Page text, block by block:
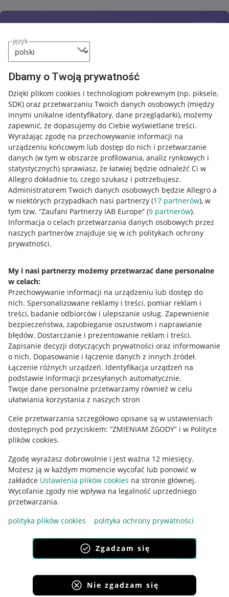
język
Dbamy o Twoją prywatność
Dzięki plikom cookies i technologiom pokrewnym (np. piksele,
SDK) oraz przetwarzaniu Twoich danych osobowych (między
innymi unikalne identyfikatory, dane przeglądarki), możemy
zapewnić, że dopasujemy do Ciebie wyświetlane treści.
Wyrażając zgodę na przechowywanie informacji na
urządzeniu końcowym lub dostęp do nich i przetwarzanie
danych (w tym w obszarze profilowania, analiz rynkowych i
statystycznych) sprawiasz, że łatwiej będzie odnaleźć Ci w
Allegro dokładnie to, czego szukasz i potrzebujesz.
Administratorem Twoich danych osobowych będzie Allegro a
w niektórych przypadkach nasi partnerzy (17 partnerów), w
tym tzw. “Zaufani Partnerzy IAB Europe” (9 partnerów).
Informacja o celach przetwarzania danych osobowych przez
naszych partnerów znajduje się w ich politykach ochrony
prywatności.
My i nasi partnerzy możemy przetwarzać dane personalne
w celach:
Przechowywanie informacji na urządzeniu lub dostęp do
nich. Spersonalizowane reklamy i treści, pomiar reklam i
treści, badanie odbiorców i ulepszanie usług. Zapewnienie
bezpieczeństwa, zapobieganie oszustwom i naprawianie
błędów. Dostarczanie i prezentowanie reklam i treści.
Zapisanie decyzji dotyczących prywatności oraz informowanie
o nich. Dopasowanie i łączenie danych z innych źródeł.
Łączenie różnych urządzeń. Identyfikacja urządzeń na
podstawie informacji przesyłanych automatycznie.
Twoje dane personalne przetwarzamy również w celu
ułatwiania korzystania z naszych stron
Cele przetwarzania szczegółowo opisane są w ustawieniach
dostępnych pod przyciskiem: “ZMIENIAM ZGODY” i w Polityce
plików cookies.
Zgodę wyrażasz dobrowolnie i jest ważna 12 miesięcy.
Możesz ją w każdym momencie wycofać lub ponowić w
zakładce Ustawienia plików cookies na stronie głównej.
Wycofanie zgody nie wpływa na legalność uprzedniego
przetwarzania.
polityka plików cookies
polityka ochrony prywatności
Zgadzam się
Nie zgadzam się
Przydatne informacje
Jak to działa
Allegro Gadane dla sprzedających
Allegro Gadane dla kupujących
Mapa miejscowości
Informacje prawne
Regulamin
Polityka plików "cookies"
Ustawienia plików "cookies"
Udostępnianie lokalizacji
Informacje dla Aktu o Usługach Cyfrowych
Pobierz aplikację
Korzystanie z serwisu oznacza akceptacjęregulaminu